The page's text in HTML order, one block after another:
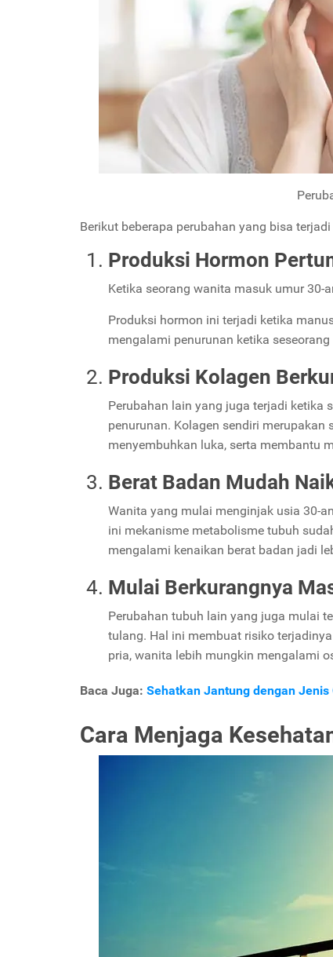
Berikut beberapa perubahan yang bisa
Produksi Hormon
Ketika seorang wanita masuk umur 30-
Produksi hormon ini terjadi ketika
mengalami penurunan ketika
Produksi Kolagen
Perubahan lain yang juga terjadi ketika
penurunan. Kolagen sendiri
menyembuhkan luka, serta membantu
Berat Badan Mudah
Wanita yang mulai menginjak usia 30-
ini mekanisme metabolisme tubuh
mengalami kenaikan berat badan jadi
Mulai Berkurangnya
Perubahan tubuh lain yang juga mulai
tulang. Hal ini membuat risiko
pria, wanita lebih mungkin mengalami
Baca Juga: Sehatkan Jantung dengan Jenis
Cara Menjaga